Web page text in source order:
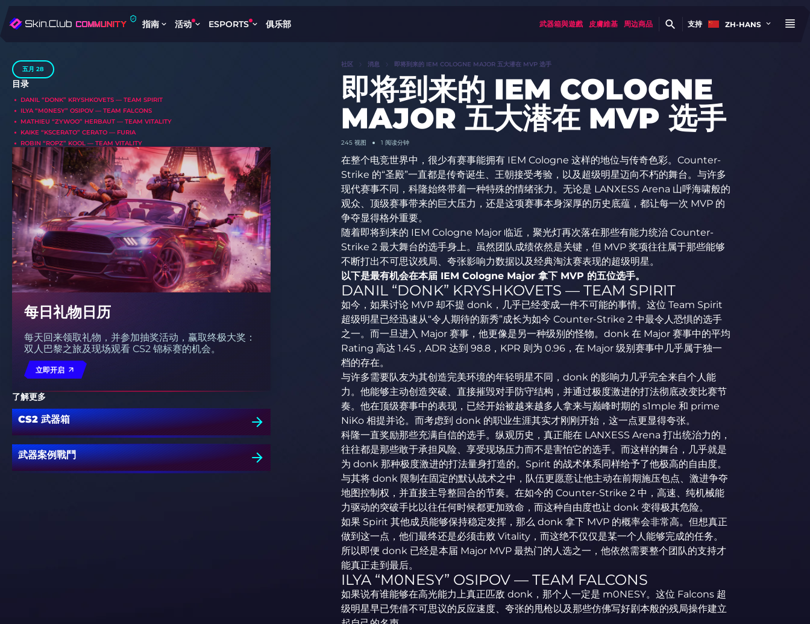
指南 活动 ESPORTS 俱乐部 武器箱與遊戲 皮膚維基 周边商品 支持 ZH-HANS
五月 28
目录
DANIL “DONK” KRYSHKOVETS — TEAM SPIRIT
ILYA “M0NESY” OSIPOV — TEAM FALCONS
MATHIEU “ZYWOO” HERBAUT — TEAM VITALITY
KAIKE “KSCERATO” CERATO — FURIA
ROBIN “ROPZ” KOOL — TEAM VITALITY
每日礼物日历
每天回来领取礼物，并参加抽奖活动，赢取终极大奖：
双人巴黎之旅及现场观看 CS2 锦标赛的机会。
立即开启
了解更多
CS2 武器箱
武器案例戰鬥
社区 消息 即将到来的 IEM COLOGNE MAJOR 五大潜在 MVP 选手
即将到来的 IEM COLOGNE
MAJOR 五大潜在 MVP 选手
245 视图 1 阅读分钟
在整个电竞世界中，很少有赛事能拥有 IEM Cologne 这样的地位与传奇色彩。Counter-
Strike 的“圣殿”一直都是传奇诞生、王朝接受考验，以及超级明星迈向不朽的舞台。与许多
现代赛事不同，科隆始终带着一种特殊的情绪张力。无论是 LANXESS Arena 山呼海啸般的
观众、顶级赛事带来的巨大压力，还是这项赛事本身深厚的历史底蕴，都让每一次 MVP 的
争夺显得格外重要。
随着即将到来的 IEM Cologne Major 临近，聚光灯再次落在那些有能力统治 Counter-
Strike 2 最大舞台的选手身上。虽然团队成绩依然是关键，但 MVP 奖项往往属于那些能够
不断打出不可思议残局、夸张影响力数据以及经典淘汰赛表现的超级明星。
以下是最有机会在本届 IEM Cologne Major 拿下 MVP 的五位选手。
DANIL “DONK” KRYSHKOVETS — TEAM SPIRIT
如今，如果讨论 MVP 却不提 donk，几乎已经变成一件不可能的事情。这位 Team Spirit
超级明星已经迅速从“令人期待的新秀”成长为如今 Counter-Strike 2 中最令人恐惧的选手
之一。而一旦进入 Major 赛事，他更像是另一种级别的怪物。donk 在 Major 赛事中的平均
Rating 高达 1.45，ADR 达到 98.8，KPR 则为 0.96，在 Major 级别赛事中几乎属于独一
档的存在。
与许多需要队友为其创造完美环境的年轻明星不同，donk 的影响力几乎完全来自个人能
力。他能够主动创造突破、直接摧毁对手防守结构，并通过极度激进的打法彻底改变比赛节
奏。他在顶级赛事中的表现，已经开始被越来越多人拿来与巅峰时期的 s1mple 和 prime
NiKo 相提并论。而考虑到 donk 的职业生涯其实才刚刚开始，这一点更显得夸张。
科隆一直奖励那些充满自信的选手。纵观历史，真正能在 LANXESS Arena 打出统治力的，
往往都是那些敢于承担风险、享受现场压力而不是害怕它的选手。而这样的舞台，几乎就是
为 donk 那种极度激进的打法量身打造的。Spirit 的战术体系同样给予了他极高的自由度。
与其将 donk 限制在固定的默认战术之中，队伍更愿意让他主动在前期施压包点、激进争夺
地图控制权，并直接主导整回合的节奏。在如今的 Counter-Strike 2 中，高速、纯机械能
力驱动的突破手比以往任何时候都更加致命，而这种自由度也让 donk 变得极其危险。
如果 Spirit 其他成员能够保持稳定发挥，那么 donk 拿下 MVP 的概率会非常高。但想真正
做到这一点，他们最终还是必须击败 Vitality，而这绝不仅仅是某一个人能够完成的任务。
所以即便 donk 已经是本届 Major MVP 最热门的人选之一，他依然需要整个团队的支持才
能真正走到最后。
ILYA “M0NESY” OSIPOV — TEAM FALCONS
如果说有谁能够在高光能力上真正匹敌 donk，那个人一定是 m0NESY。这位 Falcons 超
级明星早已凭借不可思议的反应速度、夸张的甩枪以及那些仿佛写好剧本般的残局操作建立